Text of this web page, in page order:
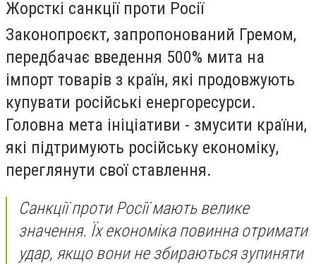
Жорсткі санкції проти Росії
Законопроєкт, запропонований Гремом,
передбачає введення 500% мита на
імпорт товарів з країн, які продовжують
купувати російські енергоресурси.
Головна мета ініціативи - змусити країни,
які підтримують російську економіку,
переглянути свої ставлення.
Санкції проти Росії мають велике
значення. Їх економіка повинна отримати
удар, якщо вони не збираються зупиняти